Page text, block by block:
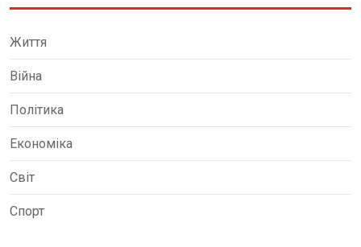
Життя
Війна
Політика
Економіка
Світ
Спорт